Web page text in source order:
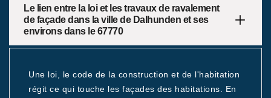
Le lien entre la loi et les travaux de ravalement
de façade dans la ville de Dalhunden et ses
environs dans le 67770
Une loi, le code de la construction et de l'habitation
régit ce qui touche les façades des habitations. En